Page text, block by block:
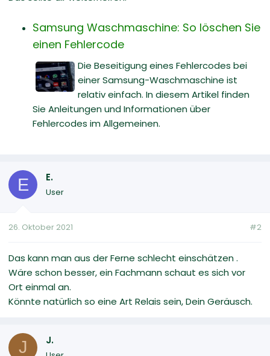
Samsung Waschmaschine: So löschen Sie
einen Fehlercode
Die Beseitigung eines Fehlercodes bei
einer Samsung-Waschmaschine ist
relativ einfach. In diesem Artikel finden
Sie Anleitungen und Informationen über
Fehlercodes im Allgemeinen.
E E.
User
26. Oktober 2021 #2
Das kann man aus der Ferne schlecht einschätzen .
Wäre schon besser, ein Fachmann schaut es sich vor
Ort einmal an.
Könnte natürlich so eine Art Relais sein, Dein Geräusch.
J J.